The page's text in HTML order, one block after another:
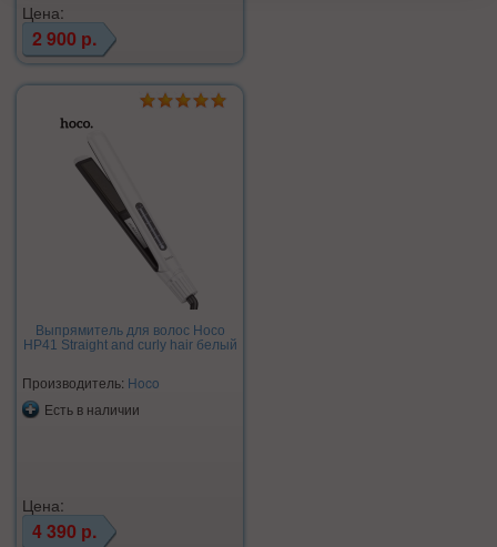
Цена:
2 900 р.
Выпрямитель для волос Hoco
HP41 Straight and curly hair белый
Производитель: Hoco
Есть в наличии
Цена:
4 390 р.